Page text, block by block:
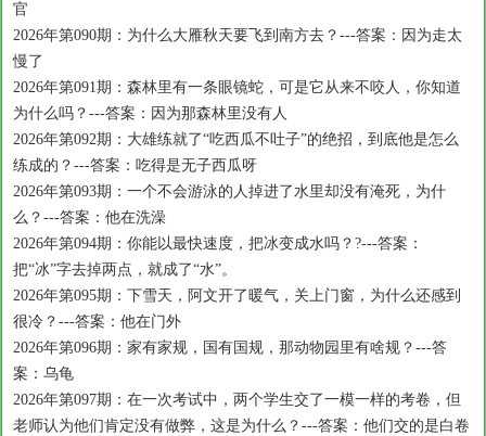
官
2026年第090期：为什么大雁秋天要飞到南方去？---答案：因为走太
慢了
2026年第091期：森林里有一条眼镜蛇，可是它从来不咬人，你知道
为什么吗？---答案：因为那森林里没有人
2026年第092期：大雄练就了“吃西瓜不吐子”的绝招，到底他是怎么
练成的？---答案：吃得是无子西瓜呀
2026年第093期：一个不会游泳的人掉进了水里却没有淹死，为什
么？---答案：他在洗澡
2026年第094期：你能以最快速度，把冰变成水吗？?---答案：
把“冰”字去掉两点，就成了“水”。
2026年第095期：下雪天，阿文开了暖气，关上门窗，为什么还感到
很冷？---答案：他在门外
2026年第096期：家有家规，国有国规，那动物园里有啥规？---答
案：乌龟
2026年第097期：在一次考试中，两个学生交了一模一样的考卷，但
老师认为他们肯定没有做弊，这是为什么？---答案：他们交的是白卷